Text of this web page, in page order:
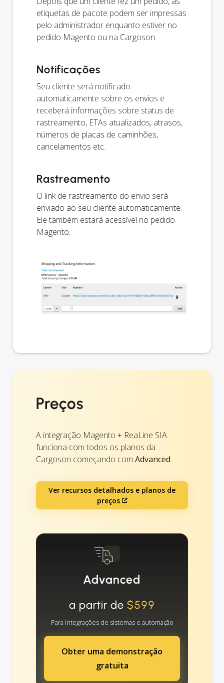
etiquetas de pacote podem ser impressas
pelo administrador enquanto estiver no
pedido Magento ou na Cargoson.
Notificações
Seu cliente será notificado
automaticamente sobre os envios e
receberá informações sobre status de
rastreamento, ETAs atualizados, atrasos,
números de placas de caminhões,
cancelamentos etc.
Rastreamento
O link de rastreamento do envio será
enviado ao seu cliente automaticamente.
Ele também estará acessível no pedido
Magento.
Preços
A integração Magento + ReaLine SIA
funciona com todos os planos da
Cargoson começando com Advanced.
Ver recursos detalhados e planos de
preços
Advanced
a partir de $599
Para integrações de sistemas e automação
Obter uma demonstração
gratuita